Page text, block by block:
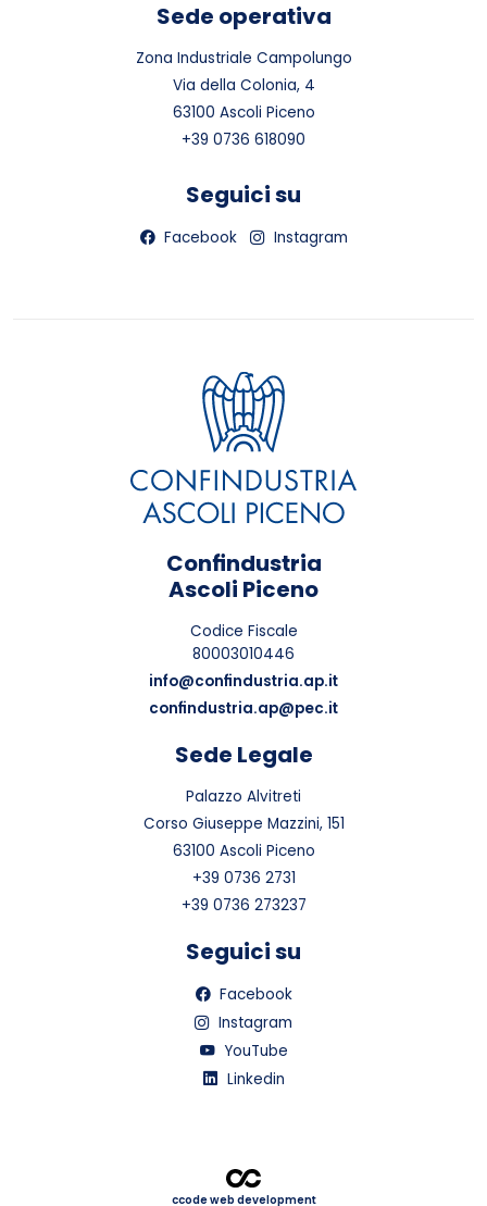
Sede operativa
Zona Industriale Campolungo
Via della Colonia, 4
63100 Ascoli Piceno
+39 0736 618090
Seguici su
Facebook Instagram
Confindustria
Ascoli Piceno
Codice Fiscale
80003010446
info@confindustria.ap.it
confindustria.ap@pec.it
Sede Legale
Palazzo Alvitreti
Corso Giuseppe Mazzini, 151
63100 Ascoli Piceno
+39 0736 2731
+39 0736 273237
Seguici su
Facebook
Instagram
YouTube
Linkedin
ccode web development